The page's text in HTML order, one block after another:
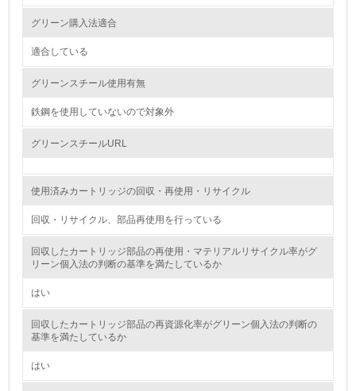
かしている
境対策を理解し、実践している
グリーン購入法適合
適合している
グリーンスチール使用有無
鉄鋼を使用していないので対象外
グリーンスチールURL
使用済みカートリッジの回収・再使用・リサイクル
回収・リサイクル、部品再使用を行っている
回収したカートリッジ部品の再使用・マテリアルリサイクル率がグ
リーン個入法の判断の基準を満たしているか
はい
回収したカートリッジ部品の再資源化率がグリーン個入法の判断の
基準を満たしているか
はい